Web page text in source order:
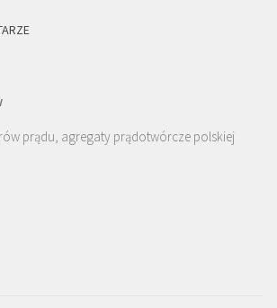
prądu, agregaty prądotwórcze polskiej